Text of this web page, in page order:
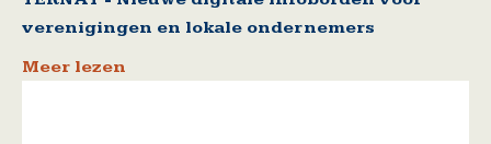
verenigingen en lokale ondernemers
Meer lezen